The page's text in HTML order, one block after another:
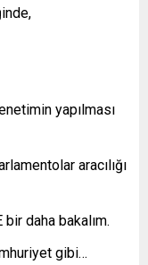
yapılması
aracılığı
bir daha bakalım.
gibi…